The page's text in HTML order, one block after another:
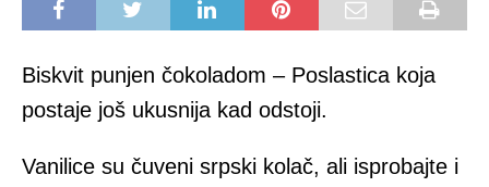
Biskvit punjen čokoladom – Poslastica koja
postaje još ukusnija kad odstoji.
Vanilice su čuveni srpski kolač, ali isprobajte i